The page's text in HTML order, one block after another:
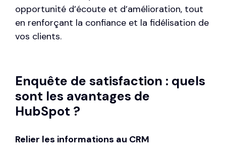
opportunité d’écoute et d’amélioration, tout
en renforçant la confiance et la fidélisation de
vos clients.
Enquête de satisfaction : quels
sont les avantages de
HubSpot ?
Relier les informations au CRM